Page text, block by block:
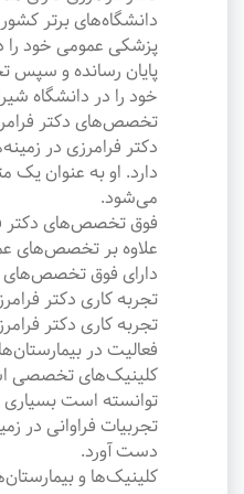
دانشگاه‌های برتر
پزشکی عمومی خود را
پایان رسانده و
خود را در دانشگاه
تخصص‌های دکتر
دکتر فرامرزی در
دارد. او به عنوان
می‌شود.
فوق تخصص‌های دکتر
علاوه بر تخصص‌های
دارای فوق
تجربه کاری دکتر
تجربه کاری دکتر
فعالیت در
کلینیک‌های تخصصی
توانسته است بسیاری
تجربیات فراوانی در
دست آورد.
کلینیک‌ها و